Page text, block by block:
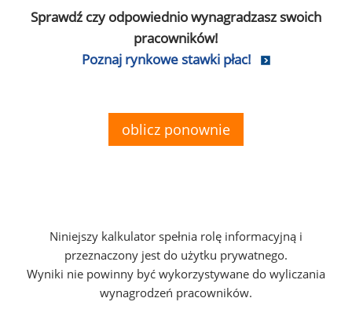
Sprawdź czy odpowiednio wynagradzasz swoich
pracowników!
Poznaj rynkowe stawki płac!
oblicz ponownie
Niniejszy kalkulator spełnia rolę informacyjną i
przeznaczony jest do użytku prywatnego.
Wyniki nie powinny być wykorzystywane do wyliczania
wynagrodzeń pracowników.